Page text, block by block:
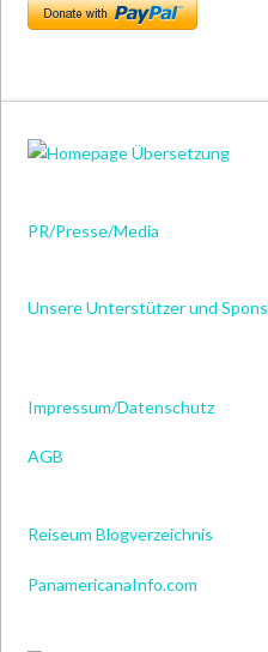
PR/Presse/Media
Unsere Unterstützer und
Impressum/Datenschutz
AGB
Reiseum Blogverzeichnis
PanamericanaInfo.com